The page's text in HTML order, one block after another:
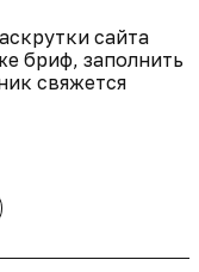
сайта
бриф, заполнить
свяжется